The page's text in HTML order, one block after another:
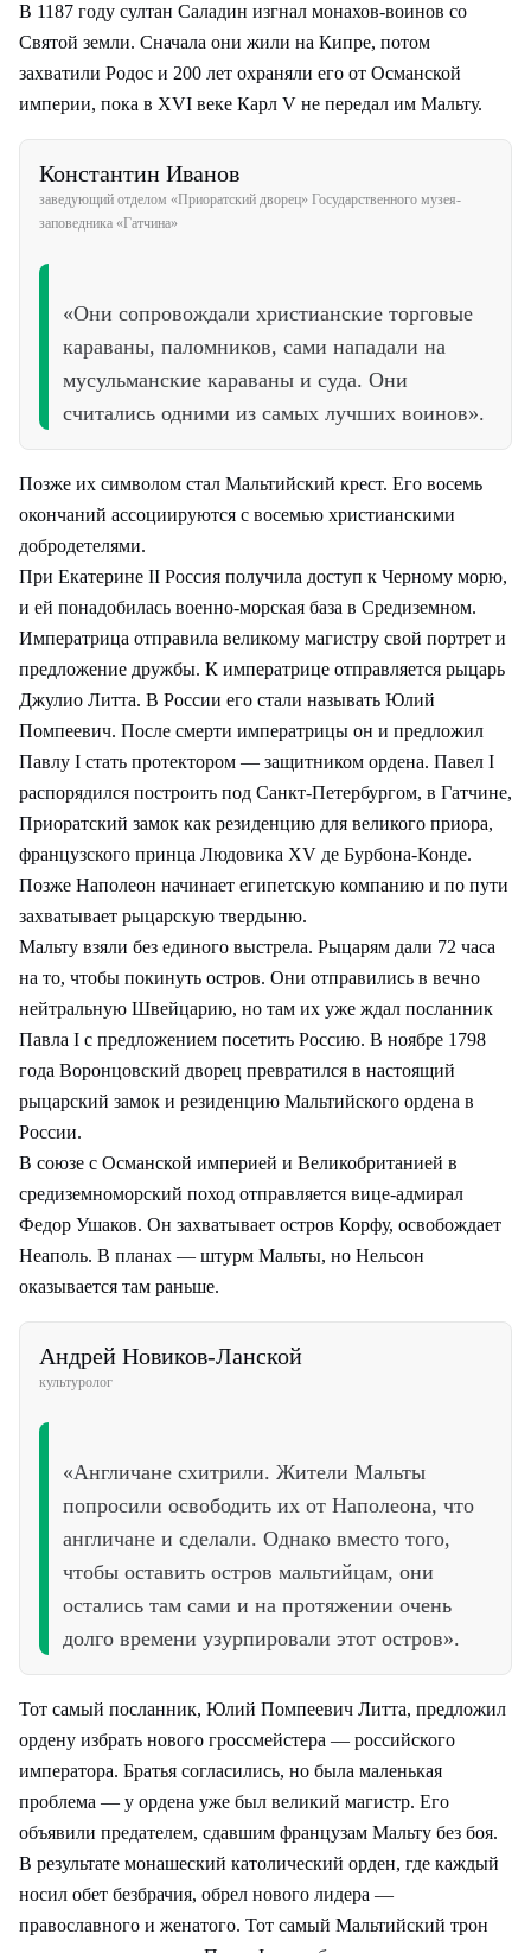
В 1187 году султан Саладин изгнал монахов-воинов со
Святой земли. Сначала они жили на Кипре, потом
захватили Родос и 200 лет охраняли его от Османской
империи, пока в XVI веке Карл V не передал им Мальту.
Константин Иванов
заведующий отделом «Приоратский дворец» Государственного музея-
заповедника «Гатчина»
«Они сопровождали христианские торговые
караваны, паломников, сами нападали на
мусульманские караваны и суда. Они
считались одними из самых лучших воинов».
Позже их символом стал Мальтийский крест. Его восемь
окончаний ассоциируются с восемью христианскими
добродетелями.
При Екатерине II Россия получила доступ к Черному морю,
и ей понадобилась военно-морская база в Средиземном.
Императрица отправила великому магистру свой портрет и
предложение дружбы. К императрице отправляется рыцарь
Джулио Литта. В России его стали называть Юлий
Помпеевич. После смерти императрицы он и предложил
Павлу I стать протектором — защитником ордена. Павел I
распорядился построить под Санкт-Петербургом, в Гатчине,
Приоратский замок как резиденцию для великого приора,
французского принца Людовика XV де Бурбона-Конде.
Позже Наполеон начинает египетскую компанию и по пути
захватывает рыцарскую твердыню.
Мальту взяли без единого выстрела. Рыцарям дали 72 часа
на то, чтобы покинуть остров. Они отправились в вечно
нейтральную Швейцарию, но там их уже ждал посланник
Павла I с предложением посетить Россию. В ноябре 1798
года Воронцовский дворец превратился в настоящий
рыцарский замок и резиденцию Мальтийского ордена в
России.
В союзе с Османской империей и Великобританией в
средиземноморский поход отправляется вице-адмирал
Федор Ушаков. Он захватывает остров Корфу, освобождает
Неаполь. В планах — штурм Мальты, но Нельсон
оказывается там раньше.
Андрей Новиков-Ланской
культуролог
«Англичане схитрили. Жители Мальты
попросили освободить их от Наполеона, что
англичане и сделали. Однако вместо того,
чтобы оставить остров мальтийцам, они
остались там сами и на протяжении очень
долго времени узурпировали этот остров».
Тот самый посланник, Юлий Помпеевич Литта, предложил
ордену избрать нового гроссмейстера — российского
императора. Братья согласились, но была маленькая
проблема — у ордена уже был великий магистр. Его
объявили предателем, сдавшим французам Мальту без боя.
В результате монашеский католический орден, где каждый
носил обет безбрачия, обрел нового лидера —
православного и женатого. Тот самый Мальтийский трон